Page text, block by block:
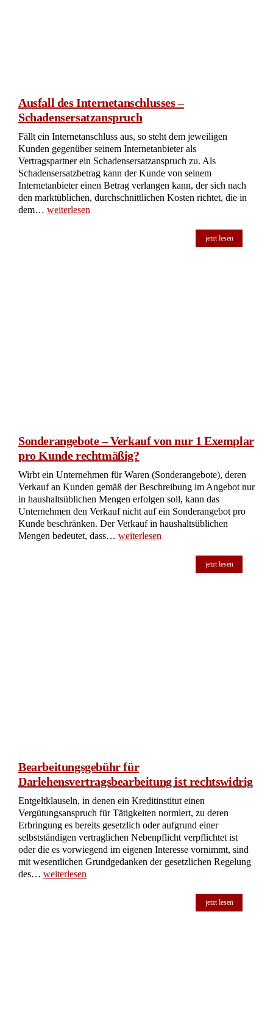
Ausfall des Internetanschlusses –
Schadensersatzanspruch
Fällt ein Internetanschluss aus, so steht dem jeweiligen
Kunden gegenüber seinem Internetanbieter als
Vertragspartner ein Schadensersatzanspruch zu. Als
Schadensersatzbetrag kann der Kunde von seinem
Internetanbieter einen Betrag verlangen kann, der sich nach
den marktüblichen, durchschnittlichen Kosten richtet, die in
dem… weiterlesen
jetzt lesen
Sonderangebote – Verkauf von nur 1 Exemplar
pro Kunde rechtmäßig?
Wirbt ein Unternehmen für Waren (Sonderangebote), deren
Verkauf an Kunden gemäß der Beschreibung im Angebot nur
in haushaltsüblichen Mengen erfolgen soll, kann das
Unternehmen den Verkauf nicht auf ein Sonderangebot pro
Kunde beschränken. Der Verkauf in haushaltsüblichen
Mengen bedeutet, dass… weiterlesen
jetzt lesen
Bearbeitungsgebühr für
Darlehensvertragsbearbeitung ist rechtswidrig
Entgeltklauseln, in denen ein Kreditinstitut einen
Vergütungsanspruch für Tätigkeiten normiert, zu deren
Erbringung es bereits gesetzlich oder aufgrund einer
selbstständigen vertraglichen Nebenpflicht verpflichtet ist
oder die es vorwiegend im eigenen Interesse vornimmt, sind
mit wesentlichen Grundgedanken der gesetzlichen Regelung
des… weiterlesen
jetzt lesen